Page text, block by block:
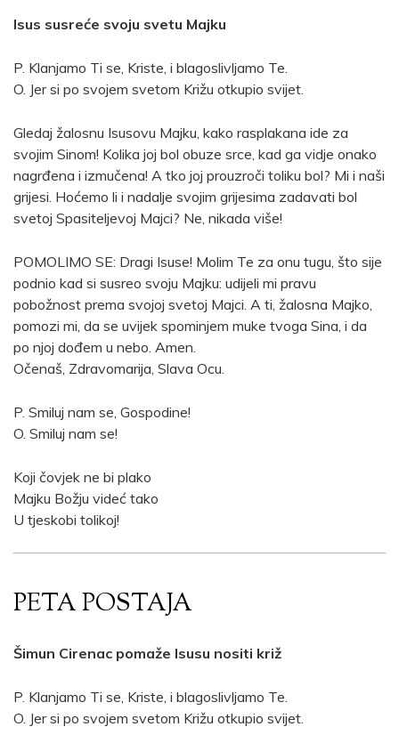
Isus susreće svoju svetu Majku
P. Klanjamo Ti se, Kriste, i blagoslivljamo Te.
O. Jer si po svojem svetom Križu otkupio svijet.
Gledaj žalosnu Isusovu Majku, kako rasplakana ide za
svojim Sinom! Kolika joj bol obuze srce, kad ga vidje onako
nagrđena i izmučena! A tko joj prouzroči toliku bol? Mi i naši
grijesi. Hoćemo li i nadalje svojim grijesima zadavati bol
svetoj Spasiteljevoj Majci? Ne, nikada više!
POMOLIMO SE: Dragi Isuse! Molim Te za onu tugu, što sije
podnio kad si susreo svoju Majku: udijeli mi pravu
pobožnost prema svojoj svetoj Majci. A ti, žalosna Majko,
pomozi mi, da se uvijek spominjem muke tvoga Sina, i da
po njoj dođem u nebo. Amen.
Očenaš, Zdravomarija, Slava Ocu.
P. Smiluj nam se, Gospodine!
O. Smiluj nam se!
Koji čovjek ne bi plako
Majku Božju videć tako
U tjeskobi tolikoj!
PETA POSTAJA
Šimun Cirenac pomaže Isusu nositi križ
P. Klanjamo Ti se, Kriste, i blagoslivljamo Te.
O. Jer si po svojem svetom Križu otkupio svijet.